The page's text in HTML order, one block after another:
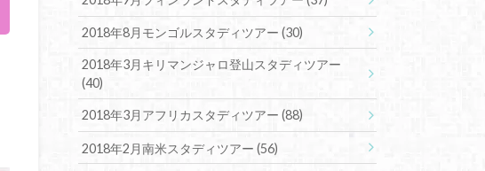
2018年8月モンゴルスタディツアー(30)
2018年3月キリマンジャロ登山スタディツアー
(40)
2018年3月アフリカスタディツアー(88)
2018年2月南米スタディツアー(56)